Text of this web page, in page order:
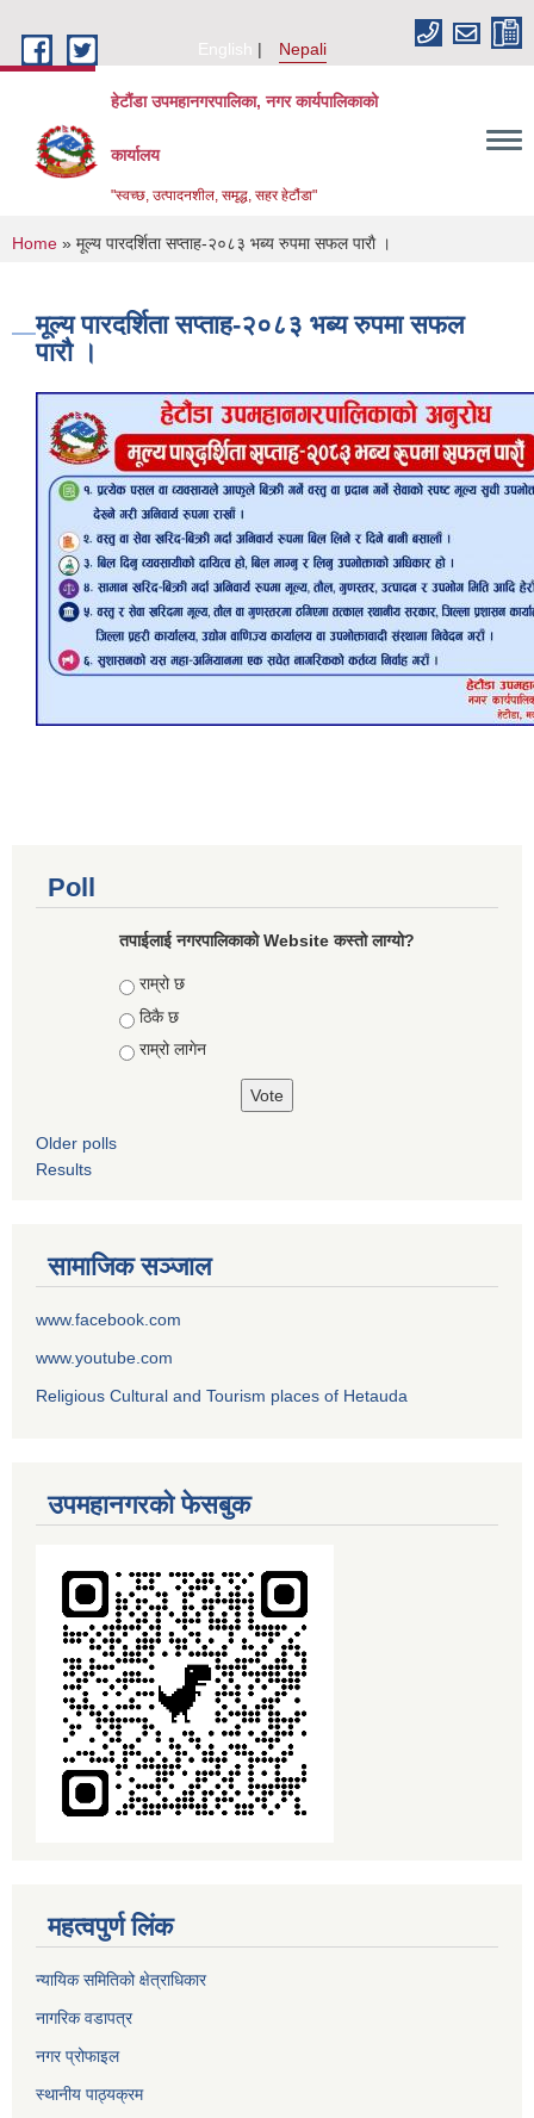
English
Nepali
हेटौंडा उपमहानगरपालिका, नगर कार्यपालिकाको
कार्यालय
"स्वच्छ, उत्पादनशील, समृद्ध, सहर हेटौंडा"
You are here
Home » मूल्य पारदर्शिता सप्ताह-२०८३ भब्य रुपमा सफल पाराै ।
मूल्य पारदर्शिता सप्ताह-२०८३ भब्य रुपमा सफल
पाराै ।
Poll
तपाईलाई नगरपालिकाको Website कस्तो लाग्यो?
Choices
राम्रो छ
ठिकै छ
राम्रो लागेन
Older polls
Results
सामाजिक सञ्जाल
www.facebook.com
www.youtube.com
Religious Cultural and Tourism places of Hetauda
उपमहानगरको फेसबुक
महत्वपुर्ण लिंक
न्यायिक समितिको क्षेत्राधिकार
नागरिक वडापत्र
नगर प्रोफाइल
स्थानीय पाठ्यक्रम